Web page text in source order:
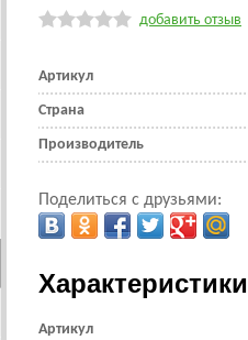
добавить отзыв
Артикул
Страна
Производитель
Поделиться с друзьями:
Характеристики
Артикул